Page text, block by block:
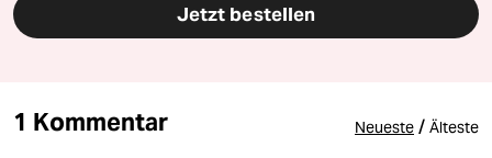
Jetzt bestellen
1 Kommentar Neueste / Älteste